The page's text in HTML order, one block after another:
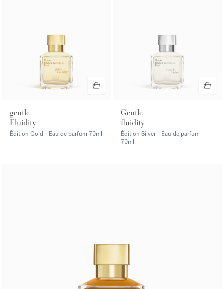
gentle
Fluidity
Édition Gold - Eau de parfum 70ml
Gentle
fluidity
Édition Silver - Eau de parfum
70ml